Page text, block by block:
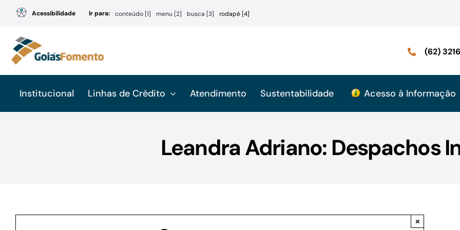
conteúdo
Acessibilidade Ir para: conteúdo [1] menu [2] busca [3] rodapé [4]
(62)
Institucional Linhas de Crédito Atendimento Sustentabilidade Acesso à Informação
Leandra Adriano: Despachos
×